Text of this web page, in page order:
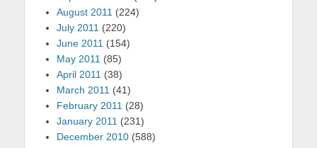
August 2011 (224)
July 2011 (220)
June 2011 (154)
May 2011 (85)
April 2011 (38)
March 2011 (41)
February 2011 (28)
January 2011 (231)
December 2010 (588)